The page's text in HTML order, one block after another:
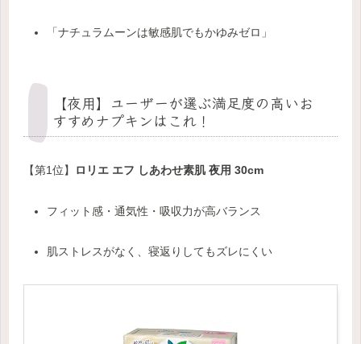
「ナチュラムーンは敏感肌でもかゆみゼロ」
【夜用】ユーザーが選ぶ満足度の高いお
すすめナプキンはこれ！
【第1位】 ロリエ エフ しあわせ素肌 夜用 30cm
フィット感・通気性・吸収力が高バランス
肌ストレスがなく、寝返りしてもズレにくい